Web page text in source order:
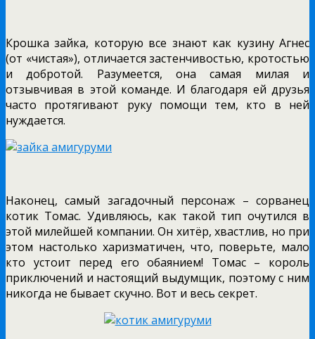
Крошка зайка, которую все знают как кузину Агнес
(от «чистая»), отличается застенчивостью, кротостью
и добротой. Разумеется, она самая милая и
отзывчивая в этой команде. И благодаря ей друзья
часто протягивают руку помощи тем, кто в ней
нуждается.
Наконец, самый загадочный персонаж – сорванец
котик Томас. Удивляюсь, как такой тип очутился в
этой милейшей компании. Он хитёр, хвастлив, но при
этом настолько харизматичен, что, поверьте, мало
кто устоит перед его обаянием! Томас – король
приключений и настоящий выдумщик, поэтому с ним
никогда не бывает скучно. Вот и весь секрет.